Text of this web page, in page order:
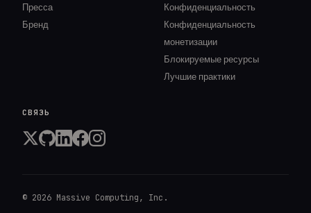
Пресса
Бренд
Конфиденциальность
Конфиденциальность
монетизации
Блокируемые ресурсы
Лучшие практики
СВЯЗЬ
© 2026 Massive Computing, Inc.